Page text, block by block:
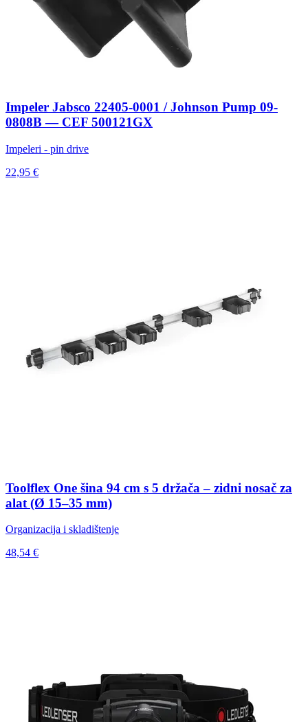
Impeler Jabsco 22405-0001 / Johnson Pump 09-
0808B — CEF 500121GX
Impeleri - pin drive
22,95 €
Toolflex One šina 94 cm s 5 držača – zidni nosač za
alat (Ø 15–35 mm)
Organizacija i skladištenje
48,54 €